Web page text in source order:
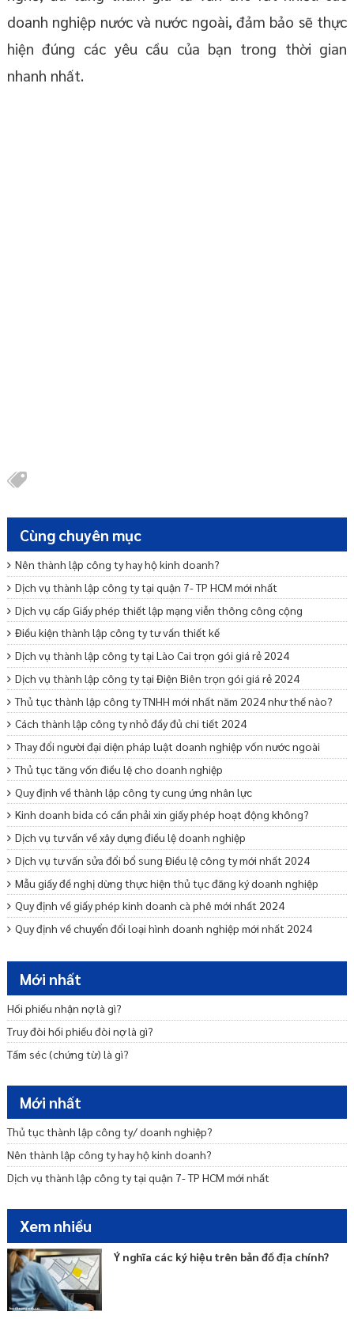
doanh nghiệp nước và nước ngoài, đảm bảo sẽ thực
hiện đúng các yêu cầu của bạn trong thời gian
nhanh nhất.
Cùng chuyên mục
Nên thành lập công ty hay hộ kinh doanh?
Dịch vụ thành lập công ty tại quận 7- TP HCM mới nhất
Dịch vụ cấp Giấy phép thiết lập mạng viễn thông công cộng
Điều kiện thành lập công ty tư vấn thiết kế
Dịch vụ thành lập công ty tại Lào Cai trọn gói giá rẻ 2024
Dịch vụ thành lập công ty tại Điện Biên trọn gói giá rẻ 2024
Thủ tục thành lập công ty TNHH mới nhất năm 2024 như thế nào?
Cách thành lập công ty nhỏ đầy đủ chi tiết 2024
Thay đổi người đại diện pháp luật doanh nghiệp vốn nước ngoài
Thủ tục tăng vốn điều lệ cho doanh nghiệp
Quy định về thành lập công ty cung ứng nhân lực
Kinh doanh bida có cần phải xin giấy phép hoạt động không?
Dịch vụ tư vấn về xây dựng điều lệ doanh nghiệp
Dịch vụ tư vấn sửa đổi bổ sung Điều lệ công ty mới nhất 2024
Mẫu giấy đề nghị dừng thực hiện thủ tục đăng ký doanh nghiệp
Quy định về giấy phép kinh doanh cà phê mới nhất 2024
Quy định về chuyển đổi loại hình doanh nghiệp mới nhất 2024
Dịch vụ tư vấn khởi nghiệp – Startup trọn gói uy tín
Tư vấn miễn nhiệm bãi miễn thành viên Ban quản trị nhà chung cư
Mới nhất
Hối phiếu nhận nợ là gì?
Truy đòi hối phiếu đòi nợ là gì?
Tấm séc (chứng từ) là gì?
Mới nhất
Thủ tục thành lập công ty/ doanh nghiệp?
Nên thành lập công ty hay hộ kinh doanh?
Dịch vụ thành lập công ty tại quận 7- TP HCM mới nhất
Xem nhiều
Ý nghĩa các ký hiệu trên bản đồ địa chính?